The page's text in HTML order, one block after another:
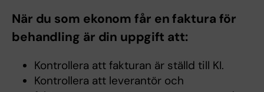
När du som ekonom får en faktura för
behandling är din uppgift att:
Kontrollera att fakturan är ställd till KI.
Kontrollera att leverantör och